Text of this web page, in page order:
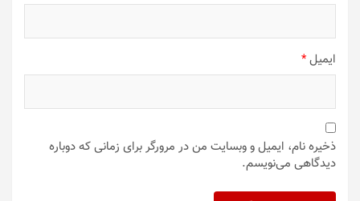
ایمیل*
ذخیره نام، ایمیل و وبسایت من در مرورگر برای زمانی که دوباره
دیدگاهی می‌نویسم.